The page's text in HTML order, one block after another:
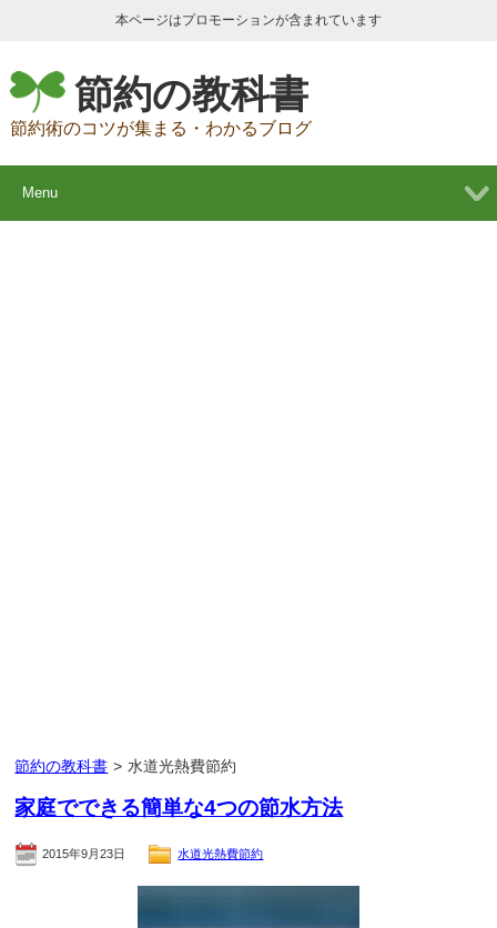
本ページはプロモーションが含まれています
節約の教科書
節約術のコツが集まる・わかるブログ
Menu
節約の教科書 > 水道光熱費節約
家庭でできる簡単な4つの節水方法
2015年9月23日 水道光熱費節約